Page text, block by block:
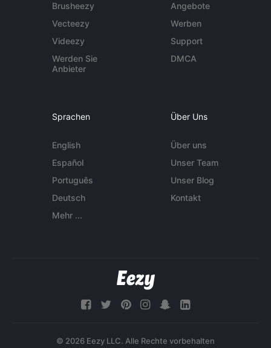
Brusheezy
Vecteezy
Videezy
Werden Sie
Anbieter
Angebote
Werben
Support
DMCA
Sprachen
English
Español
Português
Deutsch
Mehr ...
Über Uns
Über uns
Unser Team
Unser Blog
Kontakt
© 2026 Eezy LLC. Alle Rechte vorbehalten